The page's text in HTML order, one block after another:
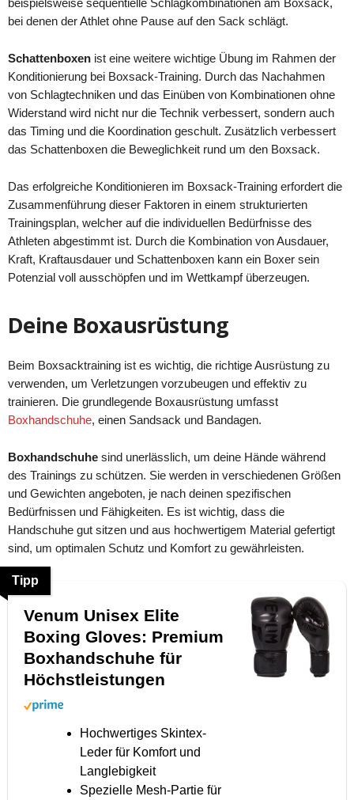
beispielsweise sequentielle Schlagkombinationen am Boxsack,
bei denen der Athlet ohne Pause auf den Sack schlägt.
Schattenboxen ist eine weitere wichtige Übung im Rahmen der
Konditionierung bei Boxsack-Training. Durch das Nachahmen
von Schlagtechniken und das Einüben von Kombinationen ohne
Widerstand wird nicht nur die Technik verbessert, sondern auch
das Timing und die Koordination geschult. Zusätzlich verbessert
das Schattenboxen die Beweglichkeit rund um den Boxsack.
Das erfolgreiche Konditionieren im Boxsack-Training erfordert die
Zusammenführung dieser Faktoren in einem strukturierten
Trainingsplan, welcher auf die individuellen Bedürfnisse des
Athleten abgestimmt ist. Durch die Kombination von Ausdauer,
Kraft, Kraftausdauer und Schattenboxen kann ein Boxer sein
Potenzial voll ausschöpfen und im Wettkampf überzeugen.
Deine Boxausrüstung
Beim Boxsacktraining ist es wichtig, die richtige Ausrüstung zu
verwenden, um Verletzungen vorzubeugen und effektiv zu
trainieren. Die grundlegende Boxausrüstung umfasst
Boxhandschuhe, einen Sandsack und Bandagen.
Boxhandschuhe sind unerlässlich, um deine Hände während
des Trainings zu schützen. Sie werden in verschiedenen Größen
und Gewichten angeboten, je nach deinen spezifischen
Bedürfnissen und Fähigkeiten. Es ist wichtig, dass die
Handschuhe gut sitzen und aus hochwertigem Material gefertigt
sind, um optimalen Schutz und Komfort zu gewährleisten.
Tipp
Venum Unisex Elite
Boxing Gloves: Premium
Boxhandschuhe für
Höchstleistungen
Hochwertiges Skintex-
Leder für Komfort und
Langlebigkeit
Spezielle Mesh-Partie für